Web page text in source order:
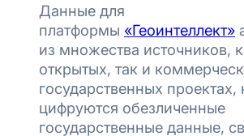
Данные для
платформы «Геоинтеллект»
из множества источников,
открытых, так и
государственных проектах,
цифруются обезличенные
государственные данные,